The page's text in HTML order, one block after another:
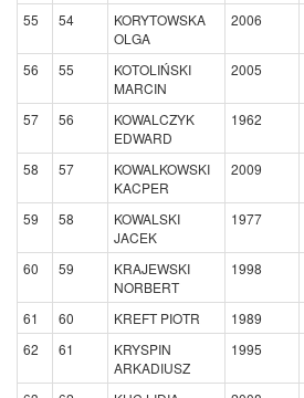
55
54
KORYTOWSKA
OLGA
2006
56 55
KOTOLIŃSKI
MARCIN
2005
57 56
KOWALCZYK
EDWARD
1962
58 57
KOWALKOWSKI
KACPER
2009
59 58
KOWALSKI
JACEK
1977
60 59
KRAJEWSKI
NORBERT
1998
61 60 KREFT PIOTR 1989
62
61
KRYSPIN
ARKADIUSZ
1995